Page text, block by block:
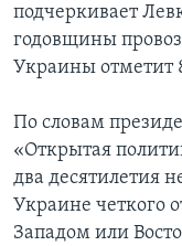
подчеркивает
годовщины
Украины отметит
По словам
«Открытая
два десятилетия
Украине четкого
Западом или